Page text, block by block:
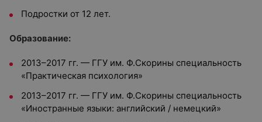
Подростки от 12 лет.
Образование:
2013–2017 гг. — ГГУ им. Ф.Скорины специальность
«Практическая психология»
2013–2017 гг. — ГГУ им. Ф.Скорины специальность
«Иностранные языки: английский / немецкий»